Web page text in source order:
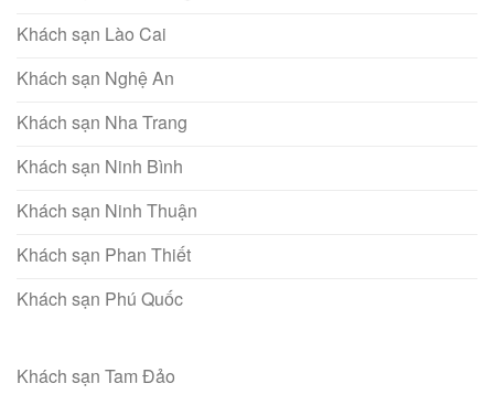
Khách sạn Lào Cai
Khách sạn Nghệ An
Khách sạn Nha Trang
Khách sạn Ninh Bình
Khách sạn Ninh Thuận
Khách sạn Phan Thiết
Khách sạn Phú Quốc
Khách sạn Tam Đảo